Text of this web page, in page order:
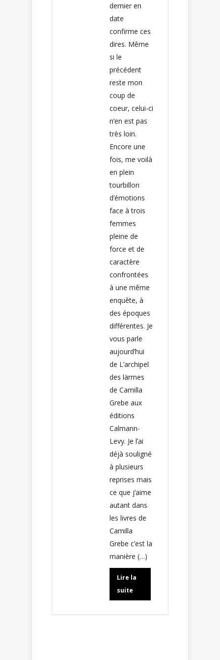
dernier en
date
confirme ces
dires. Même
si le
précédent
reste mon
coup de
coeur, celui-ci
n’en est pas
très loin.
Encore une
fois, me voilà
en plein
tourbillon
d’émotions
face à trois
femmes
pleine de
force et de
caractère
confrontées
à une même
enquête, à
des époques
différentes. Je
vous parle
aujourd’hui
de L’archipel
des lärmes
de Camilla
Grebe aux
éditions
Calmann-
Levy. Je l’ai
déjà souligné
à plusieurs
reprises mais
ce que j’aime
autant dans
les livres de
Camilla
Grebe c’est la
manière (…)
Lire la
suite